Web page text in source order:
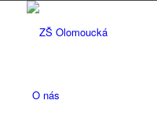
O nás